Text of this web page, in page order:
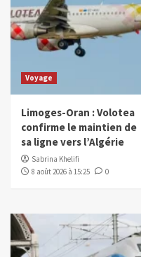
Voyage
Limoges-Oran : Volotea
confirme le maintien de
sa ligne vers l’Algérie
Sabrina Khelifi
8 août 2026 à 15:25
0